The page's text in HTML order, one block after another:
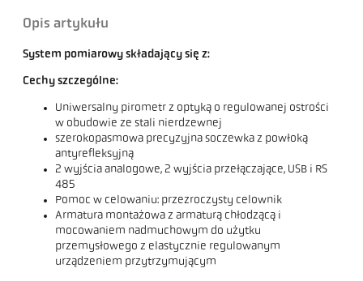
Opis artykułu
System pomiarowy składający się z:
Cechy szczególne:
Uniwersalny pirometr z optyką o regulowanej ostrości
w obudowie ze stali nierdzewnej
szerokopasmowa precyzyjna soczewka z powłoką
antyrefleksyjną
2 wyjścia analogowe, 2 wyjścia przełączające, USB i RS
485
Pomoc w celowaniu: przezroczysty celownik
Armatura montażowa z armaturą chłodzącą i
mocowaniem nadmuchowym do użytku
przemysłowego z elastycznie regulowanym
urządzeniem przytrzymującym